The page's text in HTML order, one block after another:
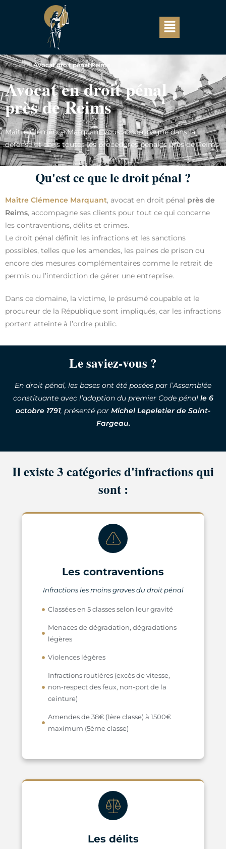
Accueil>Avocat droit pénal Reims
Avocat en droit pénal
près de Reims
Maître Clémence Marquant vous accompagne dans la
défense et dans toutes les procédures pénales près de Reims
Qu'est ce que le droit pénal ?
Maître Clémence Marquant, avocat en droit pénal près de
Reims, accompagne ses clients pour tout ce qui concerne
les contraventions, délits et crimes.
Le droit pénal définit les infractions et les sanctions
possibles, telles que les amendes, les peines de prison ou
encore des mesures complémentaires comme le retrait de
permis ou l’interdiction de gérer une entreprise.
Dans ce domaine, la victime, le présumé coupable et le
procureur de la République sont impliqués, car les infractions
portent atteinte à l’ordre public.
Le saviez-vous ?
En droit pénal, les bases ont été posées par l’Assemblée
constituante avec l’adoption du premier Code pénal le 6
octobre 1791, présenté par Michel Lepeletier de Saint-
Fargeau.
Il existe 3 catégories d'infractions qui
sont :
Les contraventions
Infractions les moins graves du droit pénal
Classées en 5 classes selon leur gravité
Menaces de dégradation, dégradations
légères
Violences légères
Infractions routières (excès de vitesse,
non-respect des feux, non-port de la
ceinture)
Amendes de 38€ (1ère classe) à 1500€
maximum (5ème classe)
Les délits